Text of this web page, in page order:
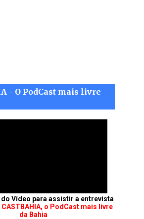
- O PodCast mais livre
do Vídeo para assistir a entrevista
CASTBAHIA, o PodCast mais livre
da Bahia